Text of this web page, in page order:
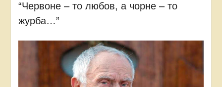
“Червоне – то любов, а чорне – то
журба…”